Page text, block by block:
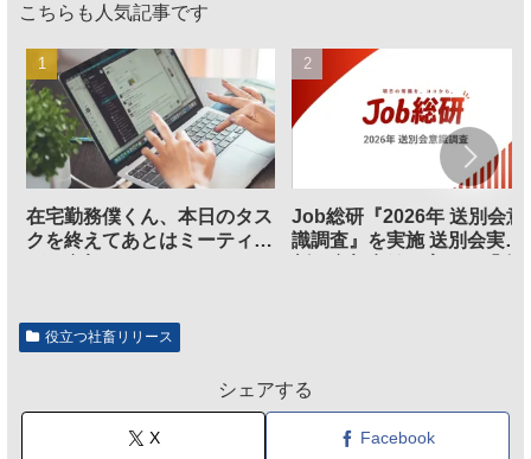
こちらも人気記事です
在宅勤務僕くん、本日のタス
クを終えてあとはミーティン
Job総研『2026年 送別会意
識調査』を実施 送別会実施
役立つ社畜リリース
シェアする
X Facebook